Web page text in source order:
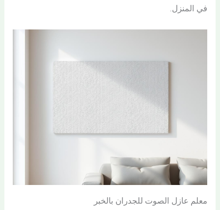
في المنزل.
معلم عازل الصوت للجدران بالخبر